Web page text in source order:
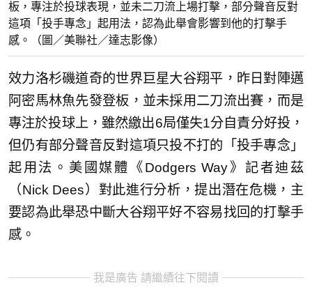
板，專注於投球表現，並未二刀流上場打擊，部分聲音反對
這項「投手專念」起用法，認為此舉會影響到他的打擊手
感。（圖／美聯社／達志影像）
效力洛杉磯道奇的世界巨星大谷翔平，昨日對陣邁
阿密馬林魚先發登板，並未採用二刀流出賽，而是
專注於投球上，雖然繳出6局僅失1分自責分好投，
但仍有部分聲音反對這項只投不打的「投手專念」
起用法。美國媒體《Dodgers Way》記者迪茲
（Nick Dees）對此進行分析，提出潛在危機，主
要認為此舉恐中斷大谷翔平好不容易找回的打擊手
感。
我是廣告 請繼續往下閱讀